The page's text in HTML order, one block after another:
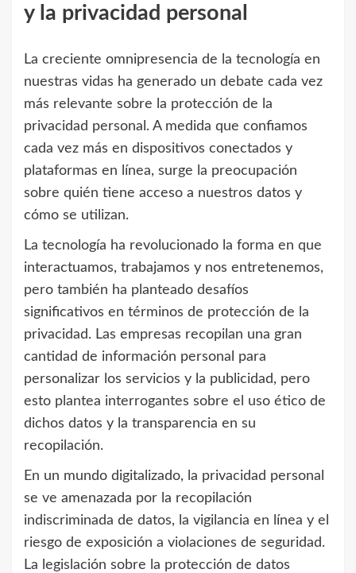
y la privacidad personal
La creciente omnipresencia de la tecnología en
nuestras vidas ha generado un debate cada vez
más relevante sobre la protección de la
privacidad personal. A medida que confiamos
cada vez más en dispositivos conectados y
plataformas en línea, surge la preocupación
sobre quién tiene acceso a nuestros datos y
cómo se utilizan.
La tecnología ha revolucionado la forma en que
interactuamos, trabajamos y nos entretenemos,
pero también ha planteado desafíos
significativos en términos de protección de la
privacidad. Las empresas recopilan una gran
cantidad de información personal para
personalizar los servicios y la publicidad, pero
esto plantea interrogantes sobre el uso ético de
dichos datos y la transparencia en su
recopilación.
En un mundo digitalizado, la privacidad personal
se ve amenazada por la recopilación
indiscriminada de datos, la vigilancia en línea y el
riesgo de exposición a violaciones de seguridad.
La legislación sobre la protección de datos